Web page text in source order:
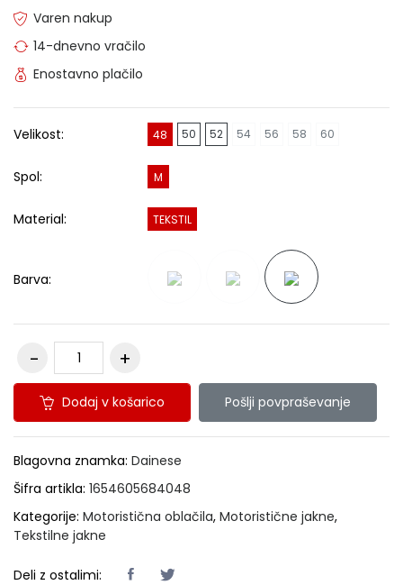
Varen nakup
14-dnevno vračilo
Enostavno plačilo
Velikost: 48 50 52 54 56 58 60
Spol: M
Material: TEKSTIL
Barva:
Dodaj v košarico Pošlji povpraševanje
Blagovna znamka: Dainese
Šifra artikla: 1654605684048
Kategorije: Motoristična oblačila, Motoristične jakne,
Tekstilne jakne
Deli z ostalimi: